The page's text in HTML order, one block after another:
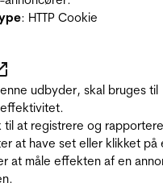
: HTTP Cookie
udbyder, skal bruges til
at registrere og
at have set eller klikket på
at måle effekten af en